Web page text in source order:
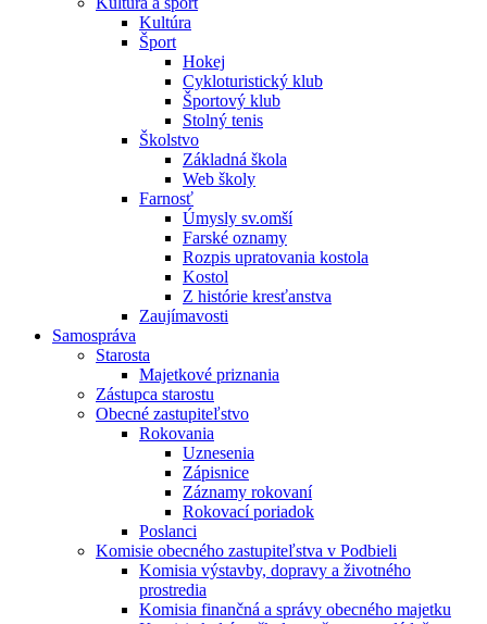
Kultúra
Šport
Hokej
Cykloturistický klub
Športový klub
Stolný tenis
Školstvo
Základná škola
Web školy
Farnosť
Úmysly sv.omší
Farské oznamy
Rozpis upratovania kostola
Kostol
Z histórie kresťanstva
Zaujímavosti
Samospráva
Starosta
Majetkové priznania
Zástupca starostu
Obecné zastupiteľstvo
Rokovania
Uznesenia
Zápisnice
Záznamy rokovaní
Rokovací poriadok
Poslanci
Komisie obecného zastupiteľstva v Podbieli
Komisia výstavby, dopravy a životného
prostredia
Komisia finančná a správy obecného majetku